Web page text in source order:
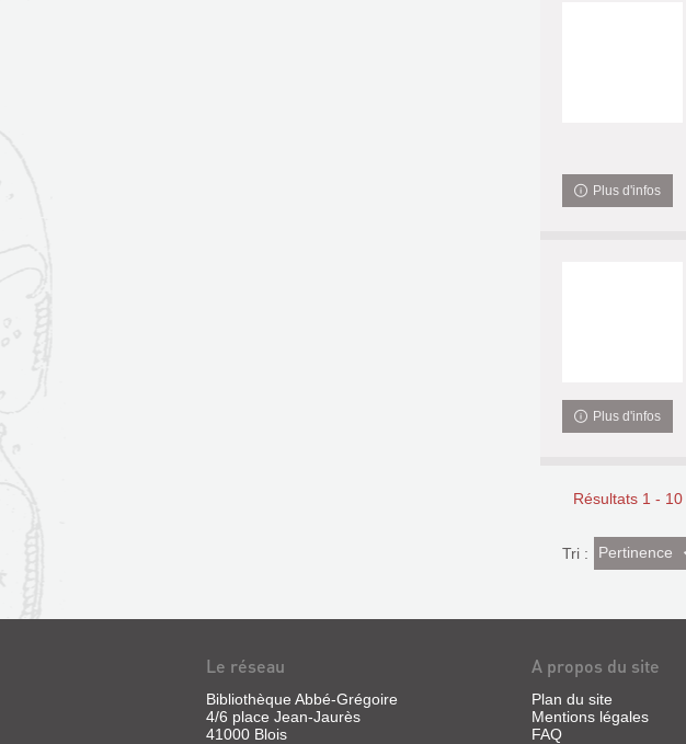
Plus d'infos
Plus d'infos
Résultats 1 - 10
Tri :(Effet
imédiat)
Pertinence
Le réseau
Bibliothèque Abbé-Grégoire
4/6 place Jean-Jaurès
41000 Blois
A propos du site
Plan du site
Mentions légales
FAQ